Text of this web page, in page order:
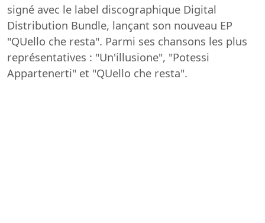
signé avec le label discographique Digital
Distribution Bundle, lançant son nouveau EP
"QUello che resta". Parmi ses chansons les plus
représentatives : "Un'illusione", "Potessi
Appartenerti" et "QUello che resta".